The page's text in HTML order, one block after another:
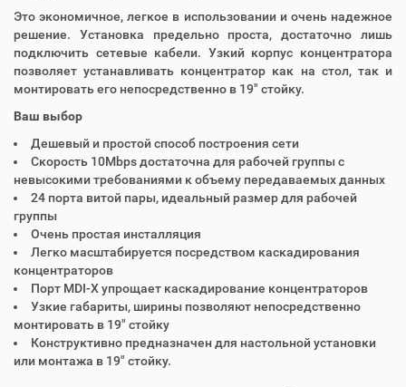
Это экономичное, легкое в использовании и очень надежное
решение. Установка предельно проста, достаточно лишь
подключить сетевые кабели. Узкий корпус концентратора
позволяет устанавливать концентратор как на стол, так и
монтировать его непосредственно в 19" стойку.
Ваш выбор
Дешевый и простой способ построения сети
Скорость 10Mbps достаточна для рабочей группы с
невысокими требованиями к объему передаваемых данных
24 порта витой пары, идеальный размер для рабочей
группы
Очень простая инсталляция
Легко масштабируется посредством каскадирования
концентраторов
Порт MDI-X упрощает каскадирование концентраторов
Узкие габариты, ширины позволяют непосредственно
монтировать в 19" стойку
Конструктивно предназначен для настольной установки
или монтажа в 19" стойку.